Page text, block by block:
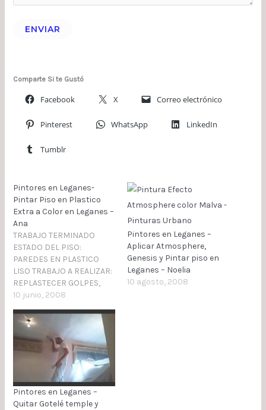
ENVIAR
Comparte Si te Gustó
Facebook X Correo electrónico
Pinterest WhatsApp LinkedIn
Tumblr
Pintores en Leganes-
Pintar Piso en Plastico
Extra a Color en Leganes –
Ana
TRABAJO TERMINADO
ESTADO DEL PISO:
PAREDES EN PLASTICO
LISO TRABAJO A REALIZAR:
REPLASTECER GOLPES,
RAJAS Y AGUJEROS DE
FIBRA DE VIDRIO, LIJAR
PLASTECIDOS Y PINTAR EN
PLASTICO EXTRA LISOS
LAVABLE A COLOR
SOLICITENOS
PRESUPUESTO PARA
PINTAR PISO EN PLASTICO
EXTRA LISO EN LEGANES
10 junio, 2008
Pintores en Leganes –
Aplicar Atmosphere,
Genesis y Pintar piso en
Leganes – Noelia
10 agosto, 2008
Pintores en Leganes –
Quitar Gotelé temple y